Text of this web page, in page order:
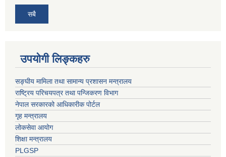
सबै
उपयोगी लिङ्कहरु
सङ्घीय मामिला तथा सामान्य प्रशासन मन्त्रालय
राष्ट्रिय परिचयपत्र तथा पन्जिकरण विभाग
नेपाल सरकारको आधिकारीक पोर्टल
गृह मन्त्रालय
लोकसेवा आयोग
शिक्षा मन्त्रालय
PLGSP